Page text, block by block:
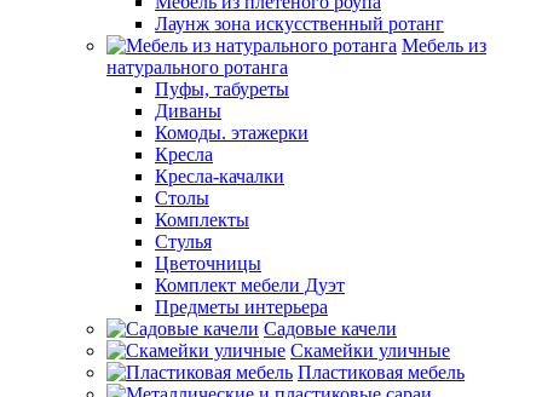
Лаунж зона искусственный ротанг
Мебель из
натурального ротанга
Пуфы, табуреты
Диваны
Комоды. этажерки
Кресла
Кресла-качалки
Столы
Комплекты
Стулья
Цветочницы
Комплект мебели Дуэт
Предметы интерьера
Садовые качели
Скамейки уличные
Пластиковая мебель